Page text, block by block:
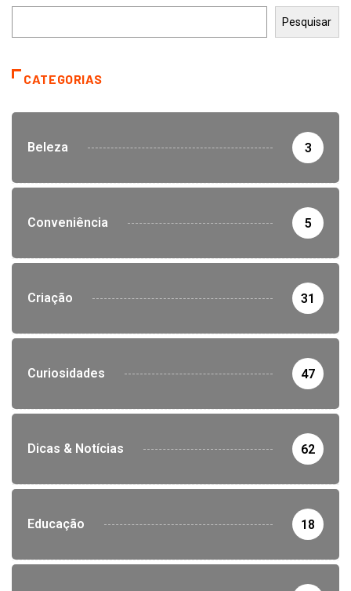
Pesquisar
CATEGORIAS
Beleza 3
Conveniência 5
Criação 31
Curiosidades 47
Dicas & Notícias 62
Educação 18